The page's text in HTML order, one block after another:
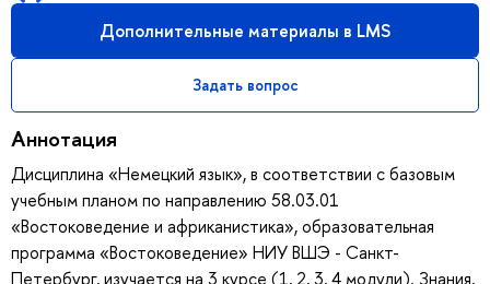
Дополнительные материалы в LMS
Задать вопрос
Аннотация
Дисциплина «Немецкий язык», в соответствии с базовым
учебным планом по направлению 58.03.01
«Востоковедение и африканистика», образовательная
программа «Востоковедение» НИУ ВШЭ - Санкт-
Петербург, изучается на 3 курсе (1, 2, 3, 4 модули). Знания,